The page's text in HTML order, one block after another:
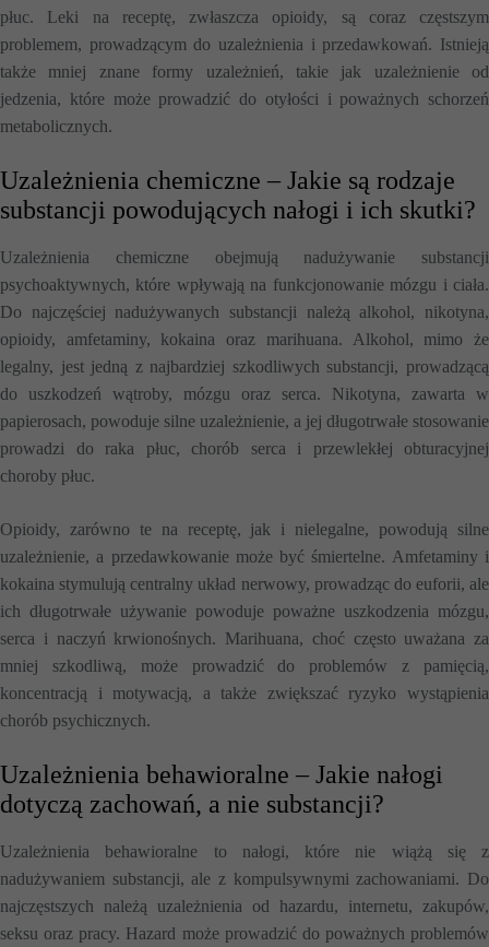
płuc. Leki na receptę, zwłaszcza opioidy, są coraz częstszym
problemem, prowadzącym do uzależnienia i przedawkowań. Istnieją
także mniej znane formy uzależnień, takie jak uzależnienie od
jedzenia, które może prowadzić do otyłości i poważnych schorzeń
metabolicznych.
Uzależnienia chemiczne – Jakie są rodzaje
substancji powodujących nałogi i ich skutki?
Uzależnienia chemiczne obejmują nadużywanie substancji
psychoaktywnych, które wpływają na funkcjonowanie mózgu i ciała.
Do najczęściej nadużywanych substancji należą alkohol, nikotyna,
opioidy, amfetaminy, kokaina oraz marihuana. Alkohol, mimo że
legalny, jest jedną z najbardziej szkodliwych substancji, prowadzącą
do uszkodzeń wątroby, mózgu oraz serca. Nikotyna, zawarta w
papierosach, powoduje silne uzależnienie, a jej długotrwałe stosowanie
prowadzi do raka płuc, chorób serca i przewlekłej obturacyjnej
choroby płuc.
Opioidy, zarówno te na receptę, jak i nielegalne, powodują silne
uzależnienie, a przedawkowanie może być śmiertelne. Amfetaminy i
kokaina stymulują centralny układ nerwowy, prowadząc do euforii, ale
ich długotrwałe używanie powoduje poważne uszkodzenia mózgu,
serca i naczyń krwionośnych. Marihuana, choć często uważana za
mniej szkodliwą, może prowadzić do problemów z pamięcią,
koncentracją i motywacją, a także zwiększać ryzyko wystąpienia
chorób psychicznych.
Uzależnienia behawioralne – Jakie nałogi
dotyczą zachowań, a nie substancji?
Uzależnienia behawioralne to nałogi, które nie wiążą się z
nadużywaniem substancji, ale z kompulsywnymi zachowaniami. Do
najczęstszych należą uzależnienia od hazardu, internetu, zakupów,
seksu oraz pracy. Hazard może prowadzić do poważnych problemów